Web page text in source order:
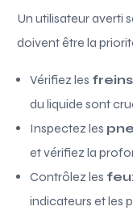
Un utilisateur averti
doivent être la
Vérifiez les freins
du liquide sont
Inspectez les
et vérifiez la
Contrôlez les
indicateurs et les